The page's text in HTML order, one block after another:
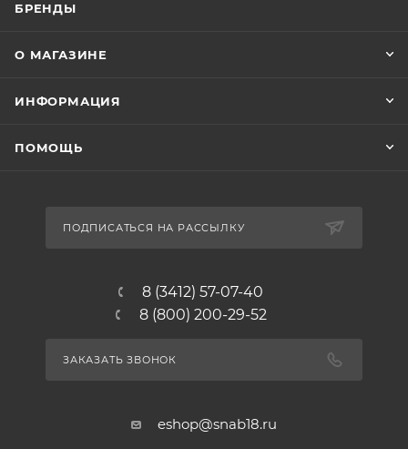
БРЕНДЫ
О МАГАЗИНЕ
ИНФОРМАЦИЯ
ПОМОЩЬ
ПОДПИСАТЬСЯ НА РАССЫЛКУ
8 (3412) 57-07-40
8 (800) 200-29-52
ЗАКАЗАТЬ ЗВОНОК
eshop@snab18.ru